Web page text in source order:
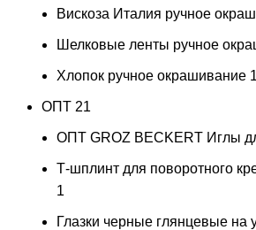
Вискоза Италия ручное
Шелковые ленты ручное
Хлопок ручное окрашивание
ОПТ 21
ОПТ GROZ BECKERT Иглы
Т-шплинт для поворотного
1
Глазки черные глянцевые на